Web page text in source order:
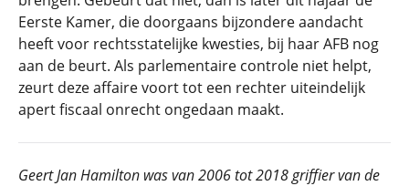
Eerste Kamer, die doorgaans bijzondere aandacht
heeft voor rechtsstatelijke kwesties, bij haar AFB nog
aan de beurt. Als parlementaire controle niet helpt,
zeurt deze affaire voort tot een rechter uiteindelijk
apert fiscaal onrecht ongedaan maakt.
Geert Jan Hamilton was van 2006 tot 2018 griffier van de